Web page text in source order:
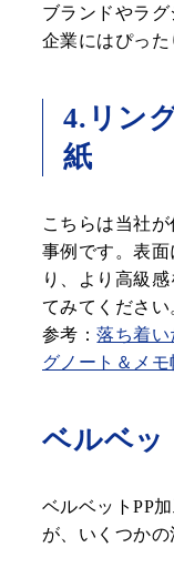
ブランドやラ
企業にはぴった
4.リン
紙
こちらは当社
事例です。表
り、より高級
てみてください
参考：落ち着
グノート＆メモ
ベルベッ
ベルベットPP
が、いくつかの